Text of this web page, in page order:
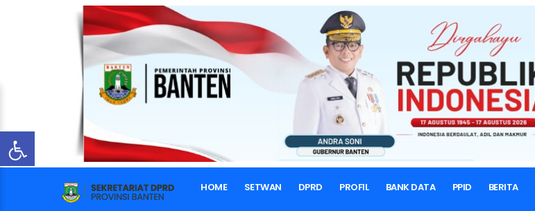
HOME SETWAN DPRD PROFIL BANK DATA PPID BERITA
CASCADING
SAKIP
BERANDA CASCADING